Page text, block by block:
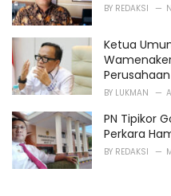
BY REDAKSI
Ketua
Perusahaan
BY LUKMAN
PN Tipikor
Perkara
BY REDAKSI